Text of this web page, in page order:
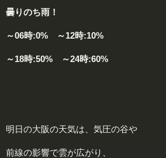
曇りのち雨！
～06時:0% ～12時:10%
～18時:50% ～24時:60%
明日の大阪の天気は、気圧の谷や
前線の影響で雲が広がり、